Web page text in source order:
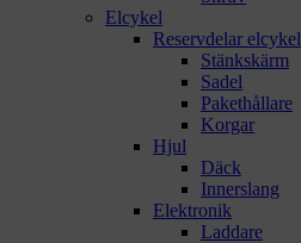
Elcykel
Reservdelar elcykel
Stänkskärm
Sadel
Pakethållare
Korgar
Hjul
Däck
Innerslang
Elektronik
Laddare